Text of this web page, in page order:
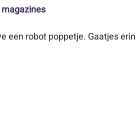
magazines
een robot poppetje. Gaatjes